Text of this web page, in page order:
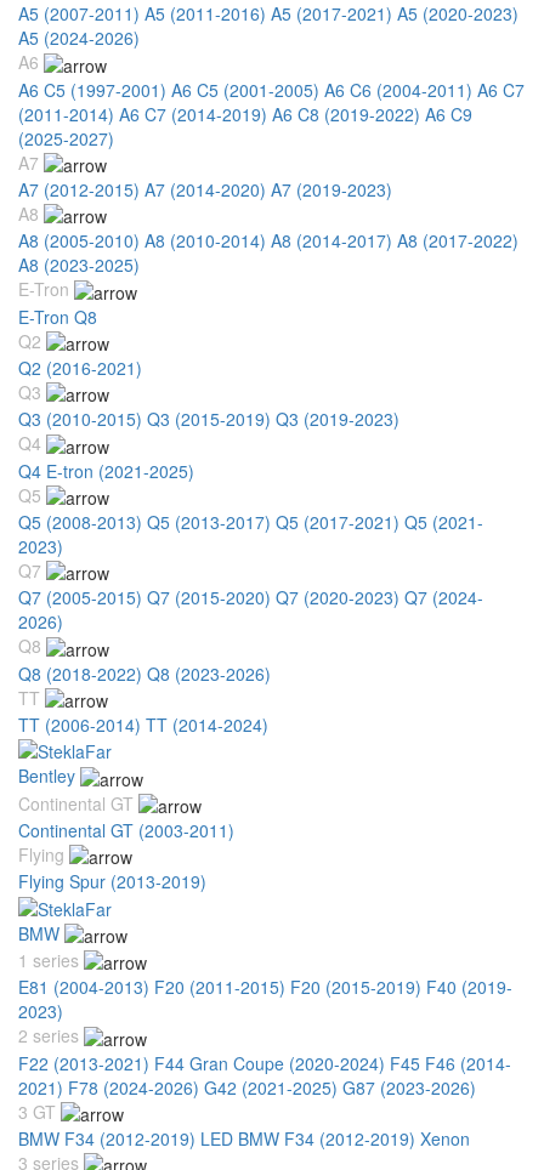
A5 (2007-2011) A5 (2011-2016) A5 (2017-2021) A5 (2020-2023)
A5 (2024-2026)
A6
A6 C5 (1997-2001) A6 C5 (2001-2005) A6 C6 (2004-2011) A6 C7
(2011-2014) A6 C7 (2014-2019) A6 C8 (2019-2022) A6 C9
(2025-2027)
A7
A7 (2012-2015) A7 (2014-2020) A7 (2019-2023)
A8
A8 (2005-2010) A8 (2010-2014) A8 (2014-2017) A8 (2017-2022)
A8 (2023-2025)
E-Tron
E-Tron Q8
Q2
Q2 (2016-2021)
Q3
Q3 (2010-2015) Q3 (2015-2019) Q3 (2019-2023)
Q4
Q4 E-tron (2021-2025)
Q5
Q5 (2008-2013) Q5 (2013-2017) Q5 (2017-2021) Q5 (2021-
2023)
Q7
Q7 (2005-2015) Q7 (2015-2020) Q7 (2020-2023) Q7 (2024-
2026)
Q8
Q8 (2018-2022) Q8 (2023-2026)
TT
TT (2006-2014) TT (2014-2024)
Bentley
Continental GT
Continental GT (2003-2011)
Flying
Flying Spur (2013-2019)
BMW
1 series
E81 (2004-2013) F20 (2011-2015) F20 (2015-2019) F40 (2019-
2023)
2 series
F22 (2013-2021) F44 Gran Coupe (2020-2024) F45 F46 (2014-
2021) F78 (2024-2026) G42 (2021-2025) G87 (2023-2026)
3 GT
BMW F34 (2012-2019) LED BMW F34 (2012-2019) Xenon
3 series